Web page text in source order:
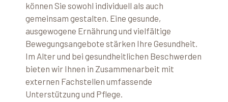
können Sie sowohl individuell als auch
gemeinsam gestalten. Eine gesunde,
ausgewogene Ernährung und vielfältige
Bewegungsangebote stärken Ihre Gesundheit.
Im Alter und bei gesundheitlichen Beschwerden
bieten wir Ihnen in Zusammenarbeit mit
externen Fachstellen umfassende
Unterstützung und Pflege.